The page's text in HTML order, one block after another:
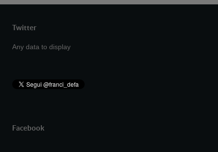
Twitter
Any data to display
Facebook